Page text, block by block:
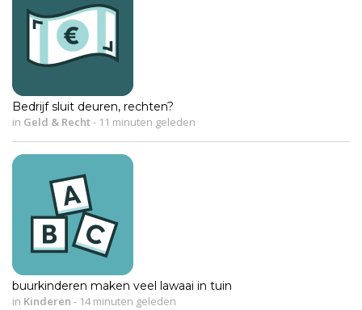
Bedrijf sluit deuren, rechten?
in Geld & Recht- 11 minuten geleden
buurkinderen maken veel lawaai in tuin
in Kinderen - 14 minuten geleden